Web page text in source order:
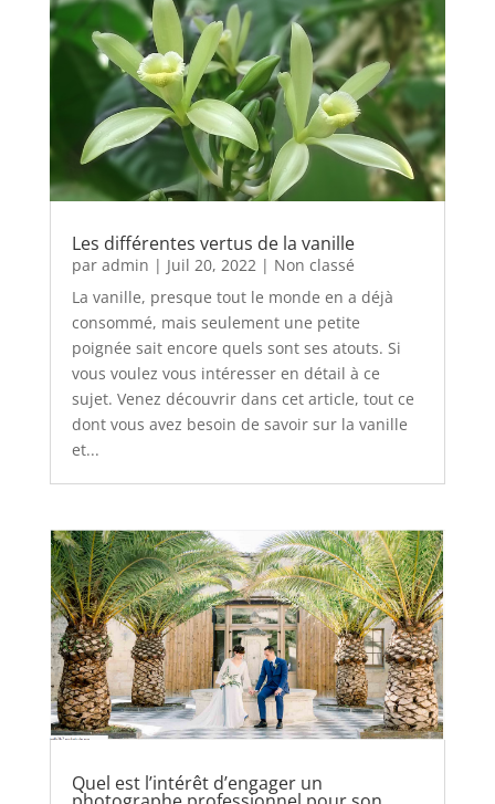
Les différentes vertus de la vanille
par admin | Juil 20, 2022 | Non classé
La vanille, presque tout le monde en a déjà
consommé, mais seulement une petite
poignée sait encore quels sont ses atouts. Si
vous voulez vous intéresser en détail à ce
sujet. Venez découvrir dans cet article, tout ce
dont vous avez besoin de savoir sur la vanille
et...
Quel est l’intérêt d’engager un